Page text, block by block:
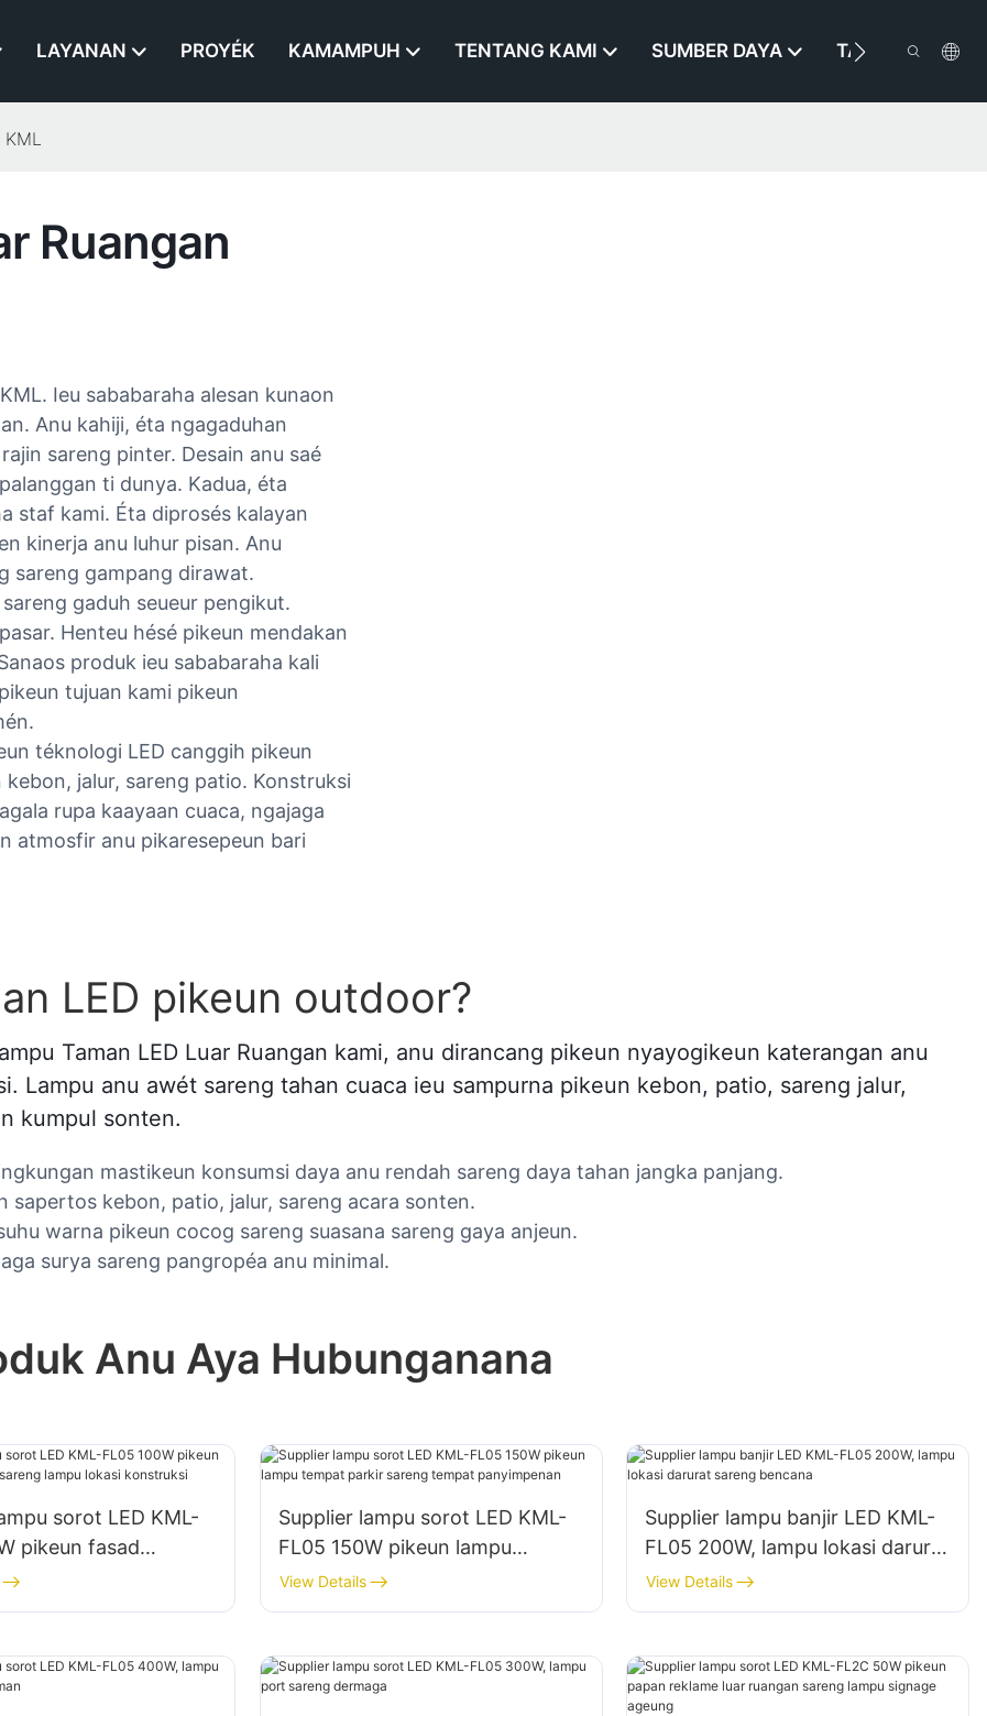
LAYANAN PROYÉK KAMAMPUH TENTANG KAMI SUMBER DAYA TAROS KAMI
KML
Ruangan
Ieu sababaraha alesan kunaon
Anu kahiji, éta ngagaduhan
sareng pinter. Desain anu saé
ti dunya. Kadua, éta
staf kami. Éta diprosés kalayan
kinerja anu luhur pisan. Anu
sareng gampang dirawat.
gaduh seueur pengikut.
Henteu hésé pikeun mendakan
produk ieu sababaraha kali
tujuan kami pikeun
téknologi LED canggih pikeun
jalur, sareng patio. Konstruksi
rupa kaayaan cuaca, ngajaga
atmosfir anu pikaresepeun bari
LED pikeun outdoor?
Taman LED Luar Ruangan kami, anu dirancang pikeun nyayogikeun katerangan anu
Lampu anu awét sareng tahan cuaca ieu sampurna pikeun kebon, patio, sareng jalur,
kumpul sonten.
mastikeun konsumsi daya anu rendah sareng daya tahan jangka panjang.
sapertos kebon, patio, jalur, sareng acara sonten.
warna pikeun cocog sareng suasana sareng gaya anjeun.
surya sareng pangropéa anu minimal.
Anu Aya Hubunganana
sorot LED KML-
pikeun fasad
sareng lampu lokasi
Supplier lampu sorot LED KML-
FL05 150W pikeun lampu
tempat parkir sareng tempat
panyimpenan
View Details
Supplier lampu banjir LED KML-
FL05 200W, lampu lokasi darurat
sareng bencana
View Details